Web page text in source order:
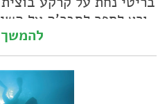
ורץ לספר לחבר'ה על
אחרים שביקשו לחקות
בלתי אפשריים נעלמו